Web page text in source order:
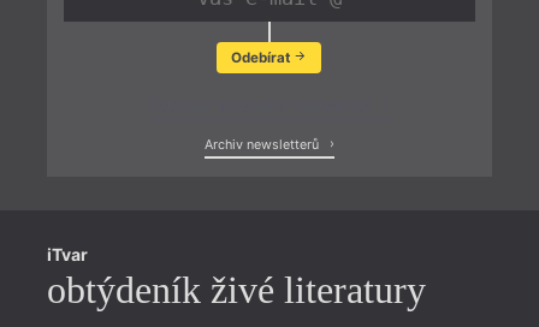
Odebírat
Archiv newsletterů
iTvar
obtýdeník živé literatury